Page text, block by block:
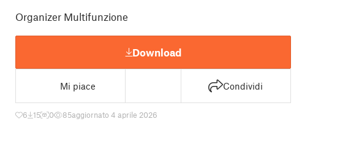
Organizer Multifunzione
Download
Mi piace Condividi
6 15 0 85aggiornato 4 aprile 2026